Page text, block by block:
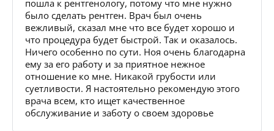
пошла к рентгенологу, потому что мне нужно
было сделать рентген. Врач был очень
вежливый, сказал мне что все будет хорошо и
что процедура будет быстрой. Так и оказалось.
Ничего особенно по сути. Ноя очень благодарна
ему за его работу и за приятное нежное
отношение ко мне. Никакой грубости или
суетливости. Я настоятельно рекомендую этого
врача всем, кто ищет качественное
обслуживание и заботу о своем здоровье